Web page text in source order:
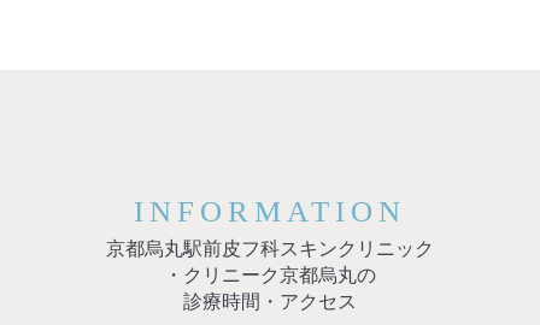
INFORMATION
京都烏丸駅前皮フ科スキンクリニック
・クリニーク京都烏丸の
診療時間・アクセス